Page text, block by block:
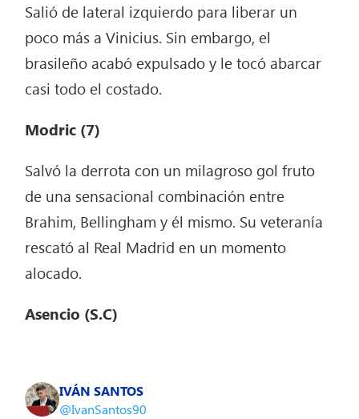
Salió de lateral izquierdo para liberar un
poco más a Vinicius. Sin embargo, el
brasileño acabó expulsado y le tocó abarcar
casi todo el costado.
Modric (7)
Salvó la derrota con un milagroso gol fruto
de una sensacional combinación entre
Brahim, Bellingham y él mismo. Su veteranía
rescató al Real Madrid en un momento
alocado.
Asencio (S.C)
IVÁN SANTOS
@IvanSantos90